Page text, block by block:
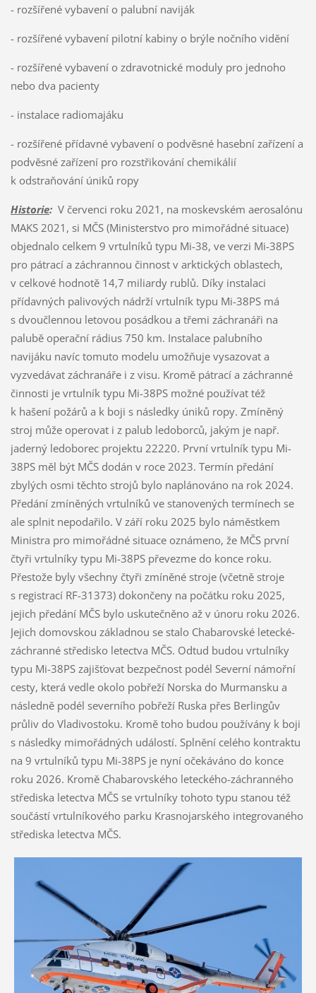
- rozšířené vybavení o palubní naviják
- rozšířené vybavení pilotní kabiny o brýle nočního vidění
- rozšířené vybavení o zdravotnické moduly pro jednoho
nebo dva pacienty
- instalace radiomajáku
- rozšířené přídavné vybavení o podvěsné hasební zařízení a
podvěsné zařízení pro rozstřikování chemikálií
k odstraňování úniků ropy
Historie:V červenci roku 2021, na moskevském aerosalónu
MAKS 2021, si MČS (Ministerstvo pro mimořádné situace)
objednalo celkem 9 vrtulníků typu Mi-38, ve verzi Mi-38PS
pro pátrací a záchrannou činnost v arktických oblastech,
v celkové hodnotě 14,7 miliardy rublů. Díky instalaci
přídavných palivových nádrží vrtulník typu Mi-38PS má
s dvoučlennou letovou posádkou a třemi záchranáři na
palubě operační rádius 750 km. Instalace palubního
navijáku navíc tomuto modelu umožňuje vysazovat a
vyzvedávat záchranáře i z visu. Kromě pátrací a záchranné
činnosti je vrtulník typu Mi-38PS možné používat též
k hašení požárů a k boji s následky úniků ropy. Zmíněný
stroj může operovat i z palub ledoborců, jakým je např.
jaderný ledoborec projektu 22220. První vrtulník typu Mi-
38PS měl být MČS dodán v roce 2023. Termín předání
zbylých osmi těchto strojů bylo naplánováno na rok 2024.
Předání zmíněných vrtulníků ve stanovených termínech se
ale splnit nepodařilo. V září roku 2025 bylo náměstkem
Ministra pro mimořádné situace oznámeno, že MČS první
čtyři vrtulníky typu Mi-38PS převezme do konce roku.
Přestože byly všechny čtyři zmíněné stroje (včetně stroje
s registrací RF-31373) dokončeny na počátku roku 2025,
jejich předání MČS bylo uskutečněno až v únoru roku 2026.
Jejich domovskou základnou se stalo Chabarovské letecké-
záchranné středisko letectva MČS. Odtud budou vrtulníky
typu Mi-38PS zajišťovat bezpečnost podél Severní námořní
cesty, která vedle okolo pobřeží Norska do Murmansku a
následně podél severního pobřeží Ruska přes Berlingův
průliv do Vladivostoku. Kromě toho budou používány k boji
s následky mimořádných událostí. Splnění celého kontraktu
na 9 vrtulníků typu Mi-38PS je nyní očekáváno do konce
roku 2026. Kromě Chabarovského leteckého-záchranného
střediska letectva MČS se vrtulníky tohoto typu stanou též
součástí vrtulníkového parku Krasnojarského integrovaného
střediska letectva MČS.